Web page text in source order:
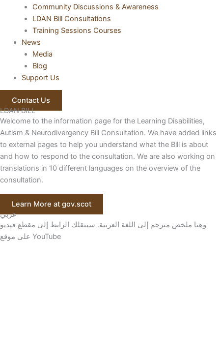
Community Discussions & Awareness
LDAN Bill Consultations
Training Sessions Courses
News
Media
Blog
Support Us
Contact Us
LDAN BILL
Welcome to the information page for the Learning Disabilities,
Autism & Neurodivergency Bill Consultation. We have added links
to external pages to help you understand what the Bill is about
and how to respond to the consultation. We are also working on
translations in 10 different languages on the overview of the
consultation.
Learn More at gov.scot
عربي
وهنا ملخص مترجم إلى اللغة العربية. سينقلك الرابط إلى مقطع فيديو
على موقع YouTube